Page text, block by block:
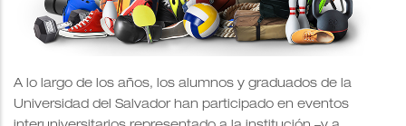
A lo largo de los años, los alumnos y graduados de la
Universidad del Salvador han participado en eventos